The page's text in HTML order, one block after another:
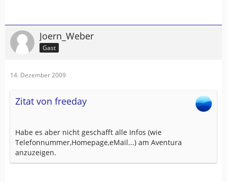
Joern_Weber
Gast
14. Dezember 2009
Zitat von freeday
Habe es aber nicht geschafft alle Infos (wie
Telefonnummer,Homepage,eMail...) am Aventura
anzuzeigen.